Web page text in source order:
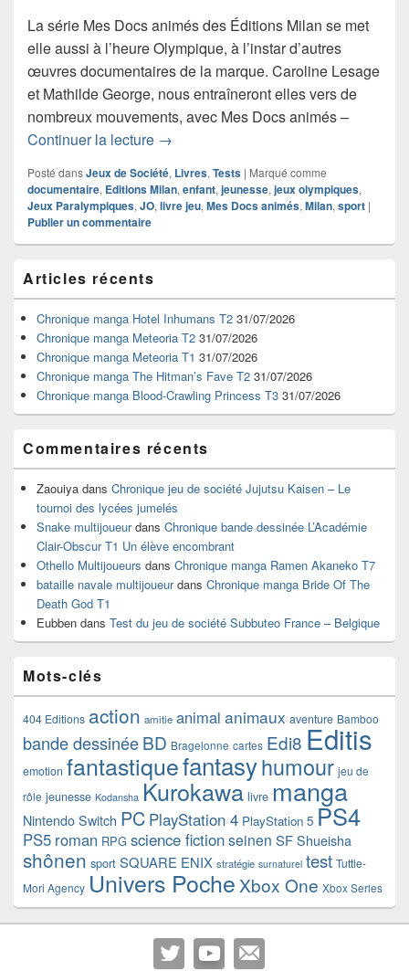
La série Mes Docs animés des Éditions Milan se met
elle aussi à l’heure Olympique, à l’instar d’autres
œuvres documentaires de la marque. Caroline Lesage
et Mathilde George, nous entraîneront elles vers de
nombreux mouvements, avec Mes Docs animés –
Continuer la lecture Chronique livre jeu Mes Docs animés
→
Posté dansJeux de Société, Livres, Tests | Marqué comme
documentaire, Editions Milan, enfant, jeunesse, jeux olympiques,
Jeux Paralympiques, JO, livre jeu, Mes Docs animés, Milan, sport |
Publier un commentaire
principale
de
widget
pour
barre
latérale
Articles récents
Chronique manga Hotel Inhumans T2 31/07/2026
Chronique manga Meteoria T2 31/07/2026
Chronique manga Meteoria T1 31/07/2026
Chronique manga The Hitman’s Fave T2 31/07/2026
Chronique manga Blood-Crawling Princess T3 31/07/2026
Commentaires récents
Zaouiya dans Chronique jeu de société Jujutsu Kaisen – Le
tournoi des lycées jumelés
Snake multijoueurdans Chronique bande dessinée L’Académie
Clair-Obscur T1 Un élève encombrant
Othello Multijoueurs dans Chronique manga Ramen Akaneko T7
bataille navale multijoueurdans Chronique manga Bride Of The
Death God T1
Eubben dans Test du jeu de société Subbuteo France – Belgique
Mots-clés
404 Editions action amitie animal animaux aventure Bamboo
bande dessinéeBD Bragelonne cartes Edi8 Editis
emotion fantastiquefantasyhumour jeu de
rôle jeunesse Kodansha Kurokawa livre manga
Nintendo Switch PC PlayStation 4 PlayStation 5 PS4
PS5 roman RPG science fictionseinen SF Shueisha
shônen sport SQUARE ENIX stratégie surnaturel test Tuttle-
Mori Agency Univers Poche Xbox One Xbox Series